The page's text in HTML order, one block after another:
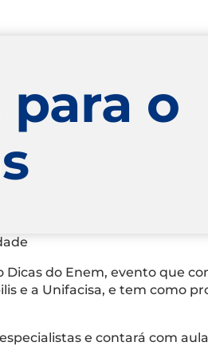
o
Dicas do Enem, evento que
e a Unifacisa, e tem como
e contará com